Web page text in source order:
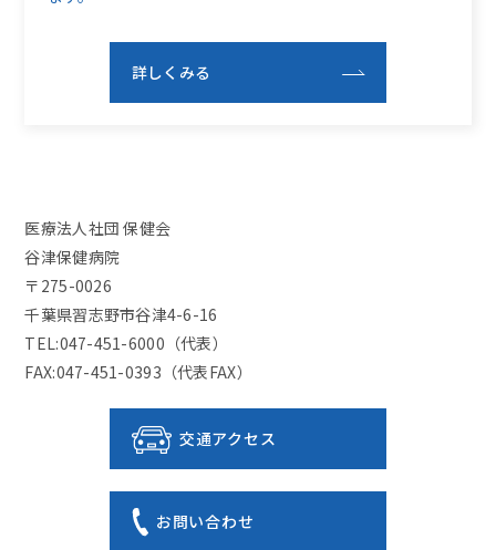
詳しくみる
医療法人社団 保健会
谷津保健病院
〒275-0026
千葉県習志野市谷津4-6-16
TEL:047-451-6000（代表）
FAX:047-451-0393（代表FAX）
交通アクセス
お問い合わせ